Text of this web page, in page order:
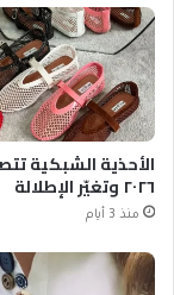
الأحذية الشبكية
٢٠٢٦ وتغيّر الإطلالة
منذ 3 أيام